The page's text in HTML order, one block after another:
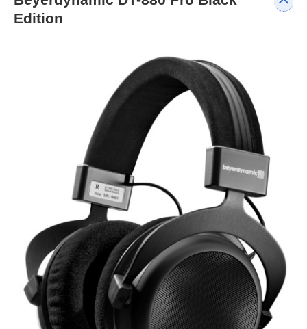
Edition